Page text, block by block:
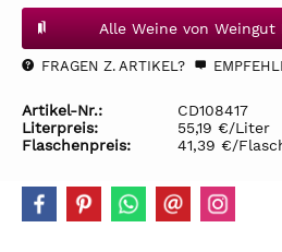
Alle Weine von Weingut
FRAGEN Z. ARTIKEL?
Artikel-Nr.:
CD108417
Literpreis:
55,19 €/Liter
Flaschenpreis:
41,39 €/